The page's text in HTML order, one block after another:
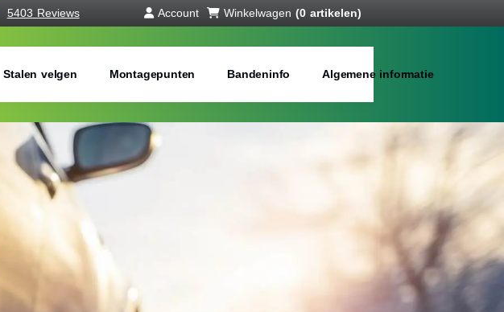
5403 Reviews Account Winkelwagen (0 artikelen)
Stalen velgen Montagepunten Bandeninfo Algemene informatie
Bestel voordelig winterbanden
Seizoen:
Breedte: Hoogte: